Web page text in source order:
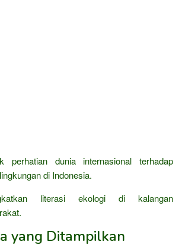
perhatian dunia internasional terhadap
di Indonesia.
literasi ekologi di kalangan
yang Ditampilkan